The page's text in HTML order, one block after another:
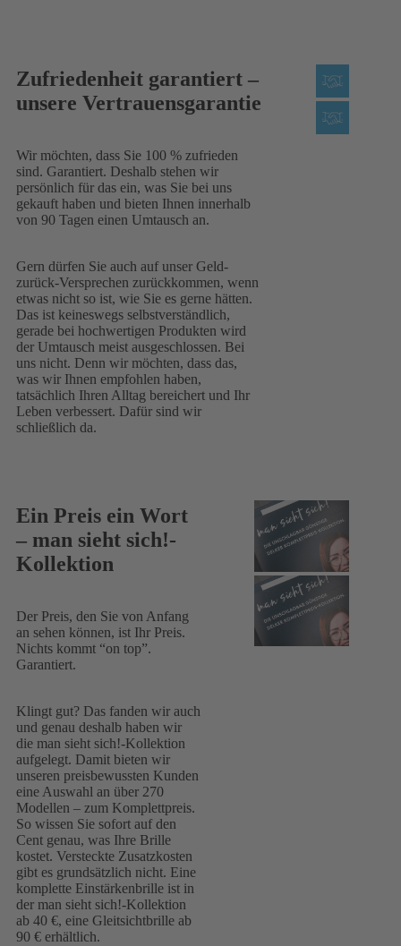
Zufriedenheit garantiert –
unsere Vertrauensgarantie
Wir möchten, dass Sie 100 % zufrieden
sind. Garantiert. Deshalb stehen wir
persönlich für das ein, was Sie bei uns
gekauft haben und bieten Ihnen innerhalb
von 90 Tagen einen Umtausch an.
Gern dürfen Sie auch auf unser Geld-
zurück-Versprechen zurückkommen, wenn
etwas nicht so ist, wie Sie es gerne hätten.
Das ist keineswegs selbstverständlich,
gerade bei hochwertigen Produkten wird
der Umtausch meist ausgeschlossen. Bei
uns nicht. Denn wir möchten, dass das,
was wir Ihnen empfohlen haben,
tatsächlich Ihren Alltag bereichert und Ihr
Leben verbessert. Dafür sind wir
schließlich da.
Ein Preis ein Wort
– man sieht sich!-
Kollektion
Der Preis, den Sie von Anfang
an sehen können, ist Ihr Preis.
Nichts kommt “on top”.
Garantiert.
Klingt gut? Das fanden wir auch
und genau deshalb haben wir
die man sieht sich!-Kollektion
aufgelegt. Damit bieten wir
unseren preisbewussten Kunden
eine Auswahl an über 270
Modellen – zum Komplettpreis.
So wissen Sie sofort auf den
Cent genau, was Ihre Brille
kostet. Versteckte Zusatzkosten
gibt es grundsätzlich nicht. Eine
komplette Einstärkenbrille ist in
der man sieht sich!-Kollektion
ab 40 €, eine Gleitsichtbrille ab
90 € erhältlich.